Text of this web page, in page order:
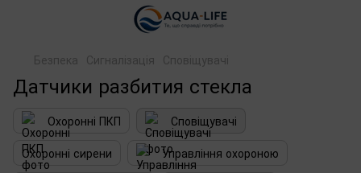
Безпека Сигналізація Сповіщувачі
Датчики разбития стекла
Охоронні ПКП
Сповіщувачі
Охоронні сирени
Управління охороною